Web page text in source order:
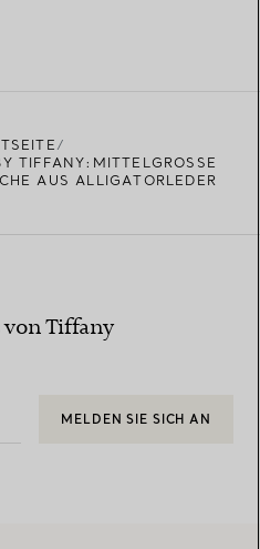
TIFFANY:MITTELGROSSE R
AUS ALLIGATORLEDER
Tiffany
MELDEN SIE SICH AN